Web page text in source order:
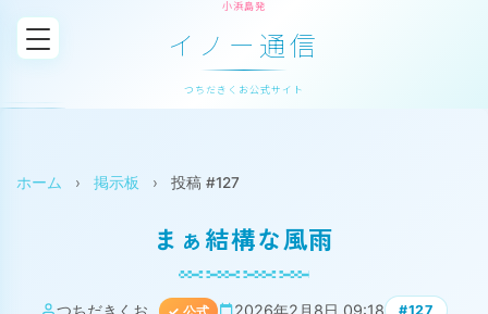
小浜島発
イノー通信
つちだきくお公式サイト
ホーム › 掲示板 › 投稿 #127
まぁ結構な風雨
つちだきくお ✓ 公式 2026年2月8日 09:18 #127